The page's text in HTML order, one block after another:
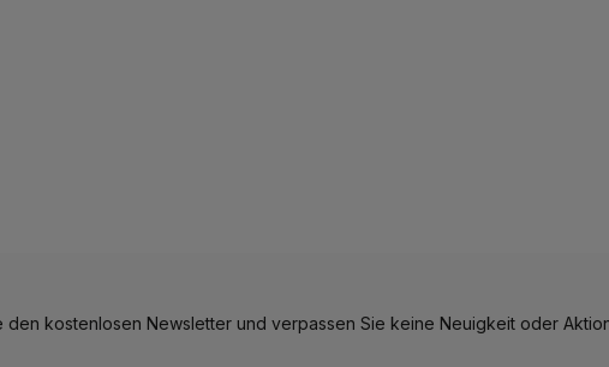
den kostenlosen Newsletter und verpassen Sie keine Neuigkeit oder